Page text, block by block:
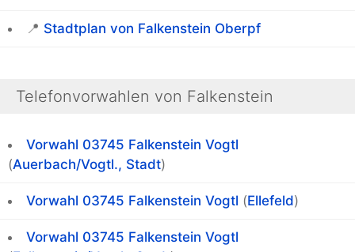
📍 Stadtplan von Falkenstein Oberpf
Telefonvorwahlen von Falkenstein
Vorwahl 03745 Falkenstein Vogtl
(Auerbach/Vogtl., Stadt)
Vorwahl 03745 Falkenstein Vogtl (Ellefeld)
Vorwahl 03745 Falkenstein Vogtl